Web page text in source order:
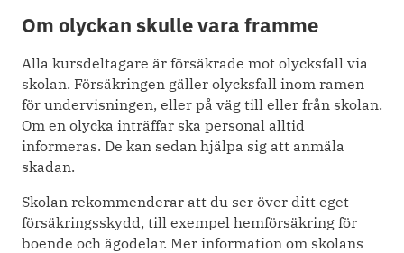
Om olyckan skulle vara framme
Alla kursdeltagare är försäkrade mot olycksfall via
skolan. Försäkringen gäller olycksfall inom ramen
för undervisningen, eller på väg till eller från skolan.
Om en olycka inträffar ska personal alltid
informeras. De kan sedan hjälpa sig att anmäla
skadan.
Skolan rekommenderar att du ser över ditt eget
försäkringsskydd, till exempel hemförsäkring för
boende och ägodelar. Mer information om skolans